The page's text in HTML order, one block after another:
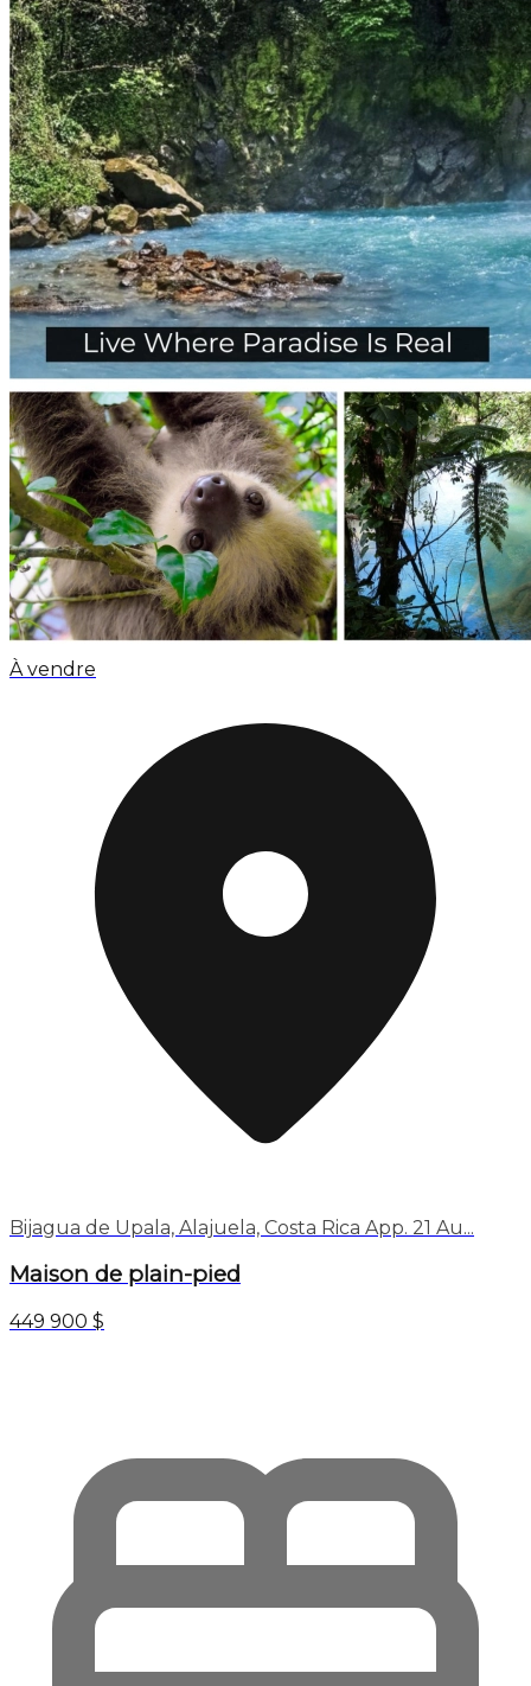
À vendre
Bijagua de Upala, Alajuela, Costa Rica App. 21 Au...
Maison de plain-pied
449 900 $